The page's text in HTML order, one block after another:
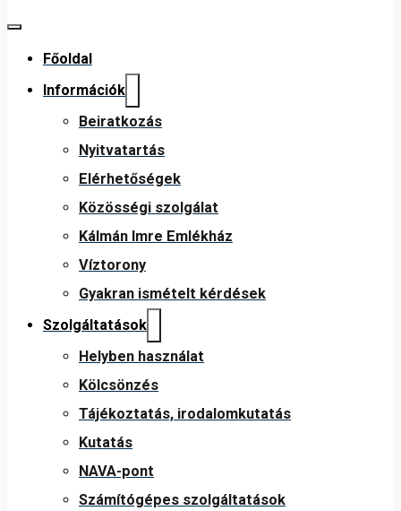
Főoldal
Információk
Beiratkozás
Nyitvatartás
Elérhetőségek
Közösségi szolgálat
Kálmán Imre Emlékház
Víztorony
Gyakran ismételt kérdések
Szolgáltatások
Helyben használat
Kölcsönzés
Tájékoztatás, irodalomkutatás
Kutatás
NAVA-pont
Számítógépes szolgáltatások